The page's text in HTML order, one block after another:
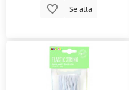
Se alla